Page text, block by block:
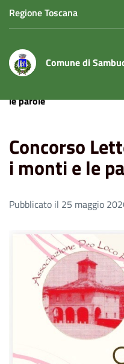
Regione Toscana
Comune di
le parole
Concorso
i monti e le
Pubblicato il 25 maggio